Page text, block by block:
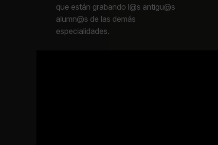
que están grabando l@s antigu@s
alumn@s de las demás
especialidades.